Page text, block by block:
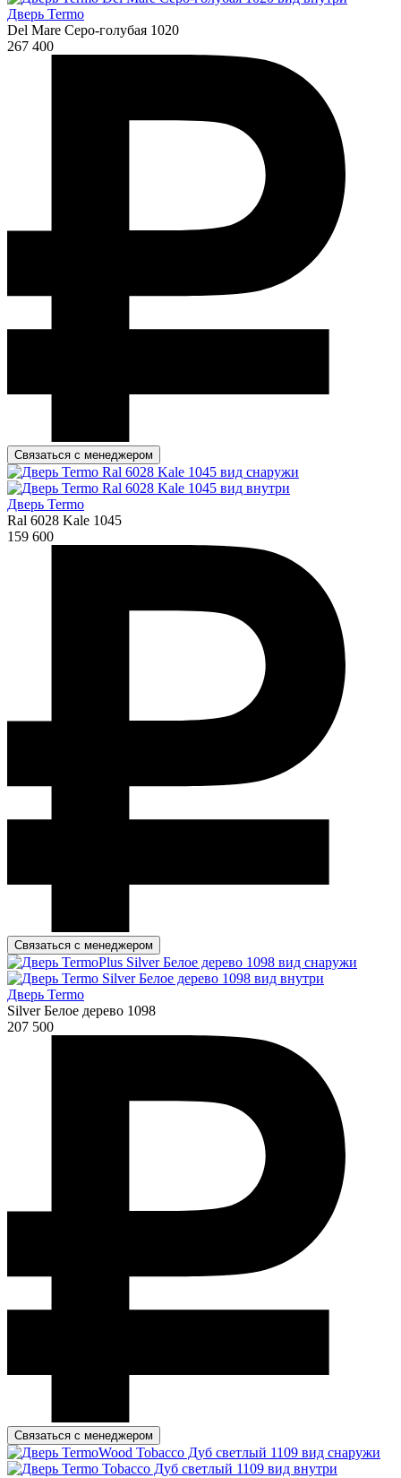
Дверь Termo
Del Mare Серо-голубая 1020
267 400
Связаться с менеджером
Дверь Termo
Ral 6028 Kale 1045
159 600
Связаться с менеджером
Дверь Termo
Silver Белое дерево 1098
207 500
Связаться с менеджером